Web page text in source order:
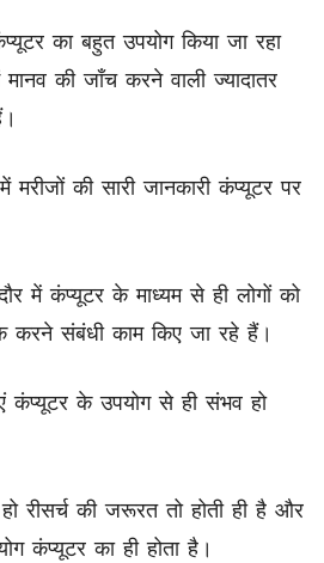
का बहुत उपयोग किया जा रहा
की जाँच करने वाली ज्यादातर
की सारी जानकारी कंप्यूटर पर
में कंप्यूटर के माध्यम से ही लोगों को
करने संबंधी काम किए जा रहे हैं।
कंप्यूटर के उपयोग से ही संभव हो
हो रीसर्च की जरूरत तो होती ही है और
कंप्यूटर का ही होता है।